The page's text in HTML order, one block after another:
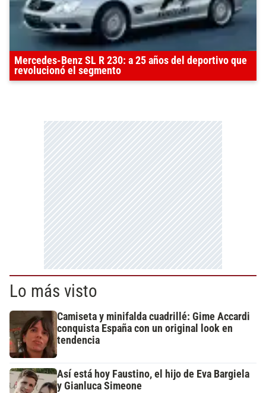
Mercedes-Benz SL R 230: a 25 años del deportivo que
revolucionó el segmento
Lo más visto
Camiseta y minifalda cuadrillé: Gime Accardi
conquista España con un original look en
tendencia
Así está hoy Faustino, el hijo de Eva Bargiela
y Gianluca Simeone